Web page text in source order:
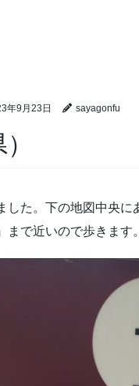
年9月23日 sayagonfu
した。下の地図中央
で近いので歩きます。